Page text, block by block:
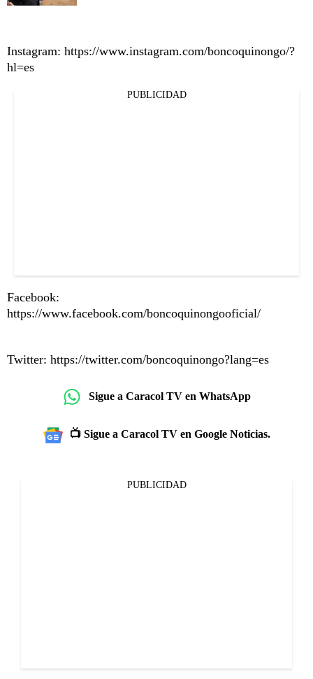
Instagram: https://www.instagram.com/boncoquinongo/?
hl=es
PUBLICIDAD
Facebook:
https://www.facebook.com/boncoquinongooficial/
Twitter: https://twitter.com/boncoquinongo?lang=es
Sigue a Caracol TV en WhatsApp
📺 Sigue a Caracol TV en Google Noticias.
PUBLICIDAD